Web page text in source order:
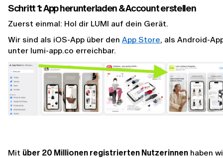
Schritt 1: App herunterladen & Account erstellen
Zuerst einmal: Hol dir LUMI auf dein Gerät.
Wir sind als iOS-App über den App Store, als Android-
unter lumi-app.co erreichbar.
Mit über 20 Millionen registrierten Nutzerinnen haben